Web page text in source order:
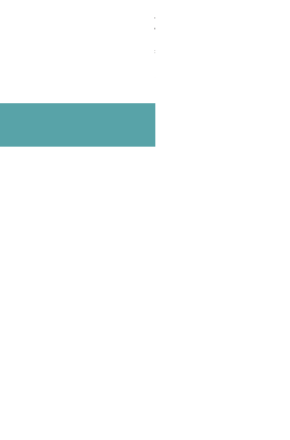
Zilveren Penseel
Prijs
€ 157,95